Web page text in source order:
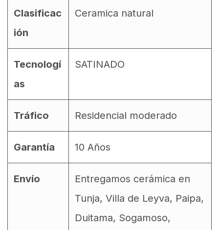
Clasificac
ión
Ceramica natural
Tecnologí
as
SATINADO
Tráfico Residencial moderado
Garantía 10 Años
Envío
Entregamos cerámica en
Tunja, Villa de Leyva, Paipa,
Duitama, Sogamoso,